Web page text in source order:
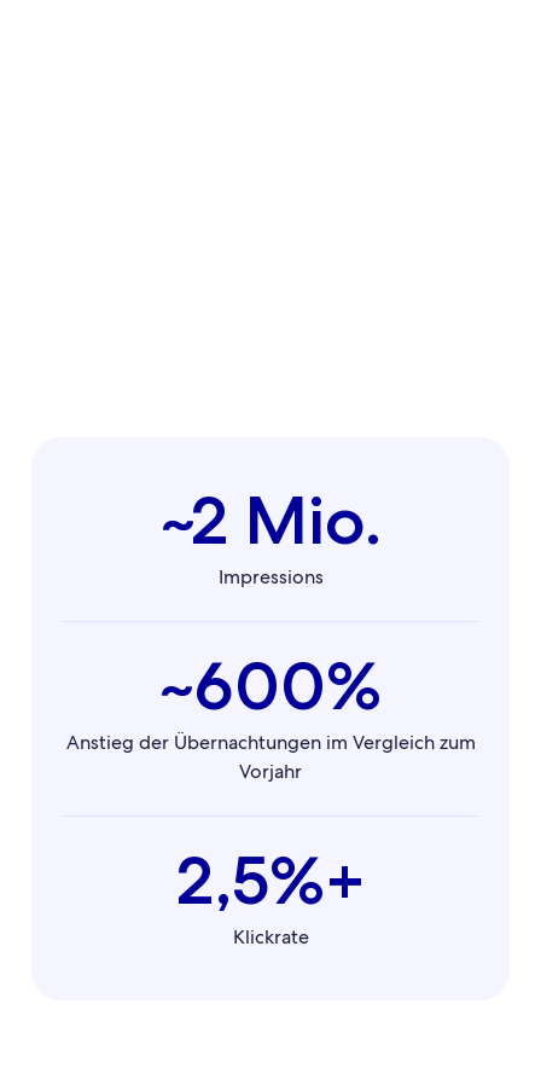
~2 Mio.
Impressions
~600%
Anstieg der Übernachtungen im Vergleich zum
Vorjahr
2,5%+
Klickrate